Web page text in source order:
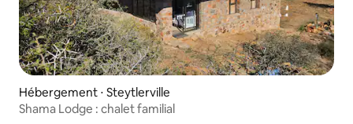
Hébergement ⋅ Steytlerville
Shama Lodge : chalet familial